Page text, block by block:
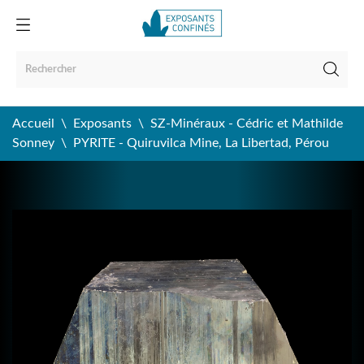
Accueil Exposants
SZ-Minéraux - Cédric et Mathilde
Sonney
PYRITE - Quiruvilca Mine, La Libertad, Pérou